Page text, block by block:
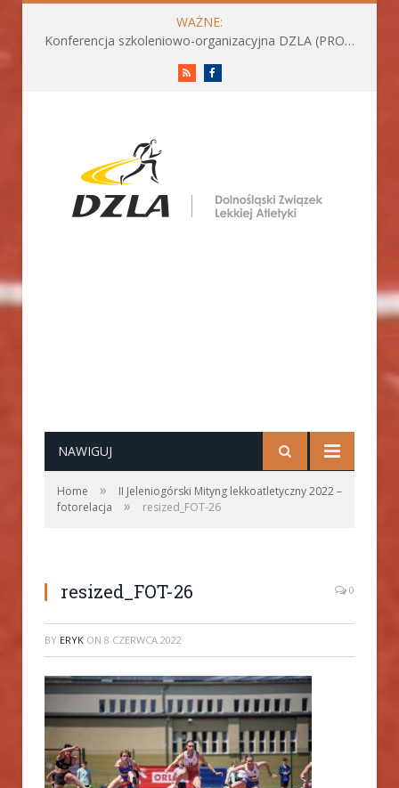
WAŻNE:
Konferencja szkoleniowo-organizacyjna DZLA (PROGRAM już do pobrania)
RSS
NAWIGUJ
Home »
II Jeleniogórski Mityng lekkoatletyczny 2022 –
fotorelacja
» resized_FOT-26
resized_FOT-26 0
BY ERYK ON 8 CZERWCA 2022